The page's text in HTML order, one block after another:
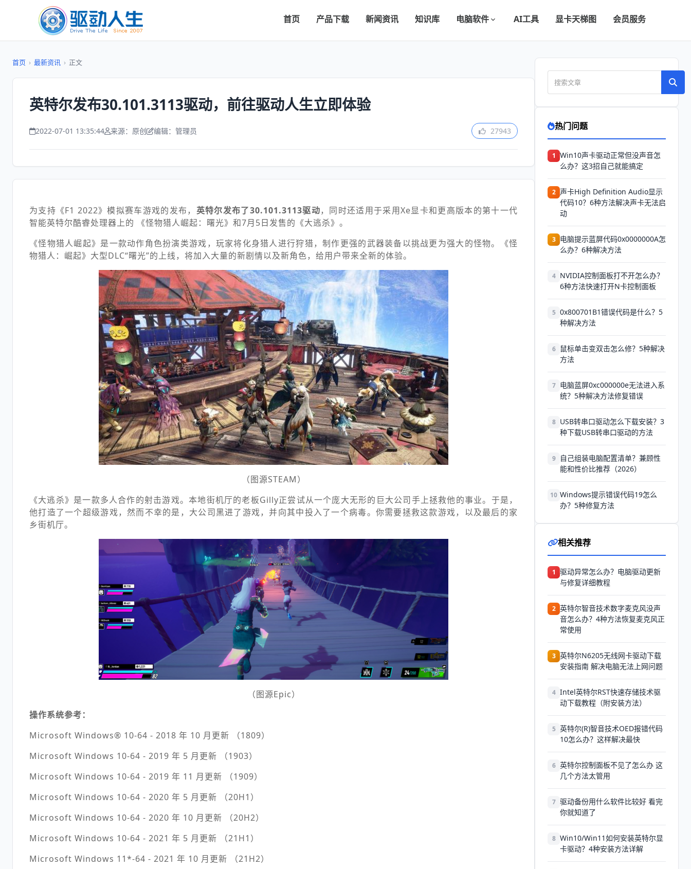
首页 产品下载 新闻资讯 知识库 电脑软件 AI工具 显卡天梯图 会员服务
首页 › 最新资讯 › 正文
英特尔发布30.101.3113驱动，前往驱动人生立即体验
2022-07-01 13:35:44 来源：原创 编辑：管理员 27943
为支持《F1 2022》模拟赛车游戏的发布， 英特尔发布了30.101.3113驱动，同时还适用于采用Xe显卡和更高版本的第十一代
智能英特尔酷睿处理器上的 《怪物猎人崛起：曙光》和7月5日发售的《大逃杀》。
《怪物猎人崛起》是一款动作角色扮演类游戏，玩家将化身猎人进行狩猎，制作更强的武器装备以挑战更为强大的怪物。《怪
物猎人：崛起》大型DLC“曙光”的上线，将加入大量的新剧情以及新角色，给用户带来全新的体验。
（图源STEAM）
《大逃杀》是一款多人合作的射击游戏。本地街机厅的老板Gilly正尝试从一个庞大无形的巨大公司手上拯救他的事业。于是，
他打造了一个超级游戏，然而不幸的是，大公司黑进了游戏，并向其中投入了一个病毒。你需要拯救这款游戏，以及最后的家
乡街机厅。
（图源Epic）
操作系统参考：
Microsoft Windows® 10-64 - 2018 年 10 月更新 （1809）
Microsoft Windows 10-64 - 2019 年 5 月更新 （1903）
Microsoft Windows 10-64 - 2019 年 11 月更新 （1909）
Microsoft Windows 10-64 - 2020 年 5 月更新 （20H1）
Microsoft Windows 10-64 - 2020 年 10 月更新 （20H2）
Microsoft Windows 10-64 - 2021 年 5 月更新 （21H1）
Microsoft Windows 11*-64 - 2021 年 10 月更新 （21H2）
热门问题
1 Win10声卡驱动正常但没声音怎
么办？这3招自己就能搞定
2 声卡High Definition Audio显示
代码10？6种方法解决声卡无法启
动
3 电脑提示蓝屏代码0x0000000A怎
么办？6种解决方法
4 NVIDIA控制面板打不开怎么办？
6种方法快速打开N卡控制面板
5 0x800701B1错误代码是什么？5
种解决方法
6
鼠标单击变双击怎么修？5种解决
方法
7 电脑蓝屏0xc000000e无法进入系
统？5种解决方法修复错误
8 USB转串口驱动怎么下载安装？3
种下载USB转串口驱动的方法
9
自己组装电脑配置清单？兼顾性
能和性价比推荐（2026）
10 Windows提示错误代码19怎么
办？5种修复方法
相关推荐
1 驱动异常怎么办？电脑驱动更新
与修复详细教程
2 英特尔智音技术数字麦克风没声
音怎么办？4种方法恢复麦克风正
常使用
3 英特尔N6205无线网卡驱动下载
安装指南 解决电脑无法上网问题
4 Intel英特尔RST快速存储技术驱
动下载教程（附安装方法）
5 英特尔(R)智音技术OED报错代码
10怎么办？这样解决最快
6 英特尔控制面板不见了怎么办 这
几个方法太管用
7 驱动备份用什么软件比较好 看完
你就知道了
8 Win10/Win11如何安装英特尔显
卡驱动？4种安装方法详解